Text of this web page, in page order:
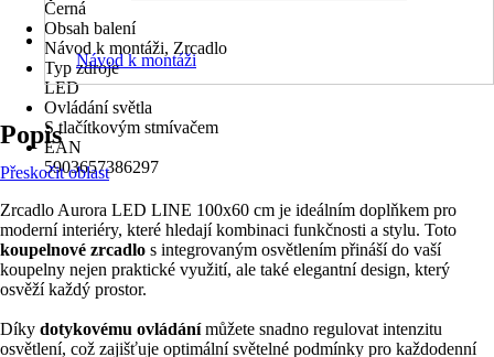
Černá
Obsah balení
Návod k montáži, Zrcadlo
Typ zdroje
LED
Ovládání světla
S tlačítkovým stmívačem
EAN
5903657386297
Návod k montáži
Popis
Přeskočit oblast
Zrcadlo Aurora LED LINE 100x60 cm je ideálním doplňkem pro
moderní interiéry, které hledají kombinaci funkčnosti a stylu. Toto
koupelnové zrcadlo s integrovaným osvětlením přináší do vaší
koupelny nejen praktické využití, ale také elegantní design, který
osvěží každý prostor.
Díky dotykovému ovládánímůžete snadno regulovat intenzitu
osvětlení, což zajišťuje optimální světelné podmínky pro každodenní